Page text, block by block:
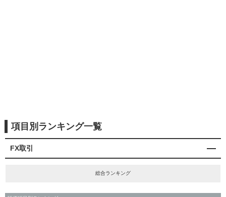
項目別ランキング一覧
FX取引
総合ランキング